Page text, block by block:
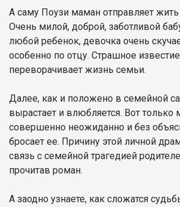
А саму Поузи маман отправляет
Очень милой, доброй, заботливой
любой ребенок, девочка очень
особенно по отцу. Страшное
переворачивает жизнь семьи.
Далее, как и положено в семейной
вырастает и влюбляется. Вот только
совершенно неожиданно и без
бросает ее. Причину этой личной
связь с семейной трагедией
прочитав роман.
А заодно узнаете, как сложатся